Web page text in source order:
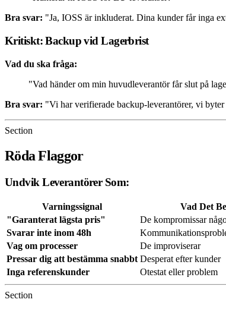
Bra svar: "Ja, IOSS är inkluderat. Dina kunder får inga
Kritiskt: Backup vid Lagerbrist
Vad du ska fråga:
"Vad händer om min huvudleverantör får slut på
Bra svar: "Vi har verifierade backup-leverantörer, vi
Section
Röda Flaggor
Undvik Leverantörer Som:
Varningssignal
Vad Det
"Garanterat lägsta pris"
De kompromissar
Svarar inte inom 48h
Vag om processer
De improviserar
Pressar dig att bestämma snabbt Desperat efter kunder
Inga referenskunder
Otestat eller problem
Section